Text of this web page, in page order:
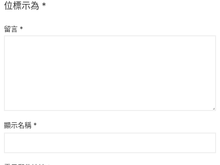
位標示為 *
留言 *
顯示名稱 *